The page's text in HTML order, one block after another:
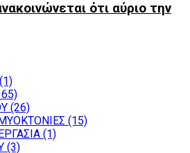
ότι αύριο την
(1)
(26)
(15)
(1)
(3)